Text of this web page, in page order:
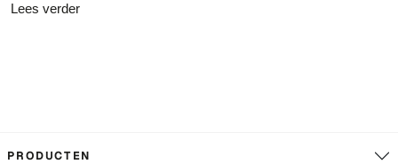
Lees verder
PRODUCTEN